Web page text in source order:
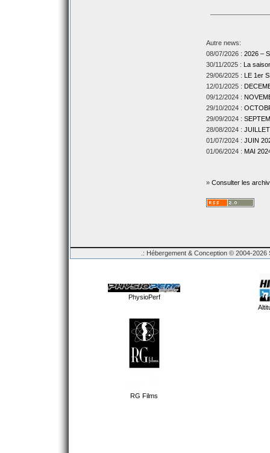
Autre news:
08/07/2026 : 2026 –
30/11/2025 : La
29/06/2025 : LE 1er
12/01/2025 :
09/12/2024 :
29/10/2024 :
29/09/2024 :
28/08/2024 :
01/07/2024 : JUIN
01/06/2024 : MAI
» Consulter les
.: Hébergement & Conception © 2004-
PhysioPerf
RG Films